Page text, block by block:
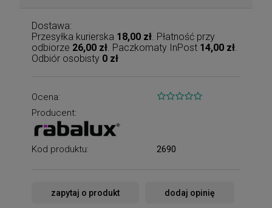
Dostawa:
Przesyłka kurierska 18,00 zł . Płatność przy
odbiorze 26,00 zł . Paczkomaty InPost 14,00 zł
Odbiór osobisty 0 zł
Ocena:
Producent:
Kod produktu: 2690
zapytaj o produkt dodaj opinię